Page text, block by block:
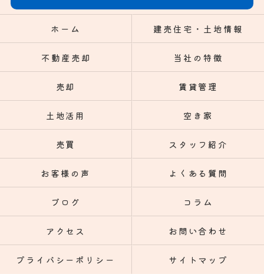
ホーム 建売住宅・土地情報
不動産売却 当社の特徴
売却 賃貸管理
土地活用 空き家
売買 スタッフ紹介
お客様の声 よくある質問
ブログ コラム
アクセス お問い合わせ
プライバシーポリシー サイトマップ